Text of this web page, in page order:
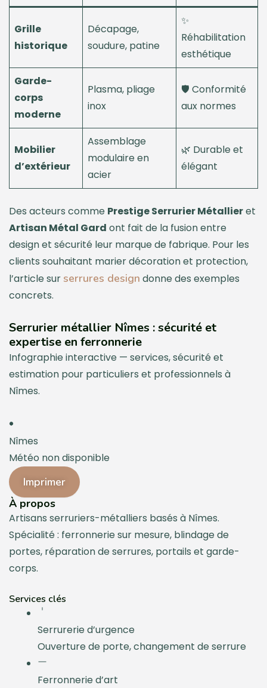
Grille
historique
Décapage,
soudure, patine
✨
Réhabilitation
esthétique
Garde-
corps
moderne
Plasma, pliage
inox
🛡️ Conformité
aux normes
Mobilier
d’extérieur
Assemblage
modulaire en
acier
🌿 Durable et
élégant
Des acteurs comme Prestige Serrurier Métallieret
Artisan Métal Gard ont fait de la fusion entre
design et sécurité leur marque de fabrique. Pour les
clients souhaitant marier décoration et protection,
l’article surserrures design donne des exemples
concrets.
Serrurier métallier Nîmes : sécurité et
expertise en ferronnerie
Infographie interactive — services, sécurité et
estimation pour particuliers et professionnels à
Nîmes.
Nîmes
Météo non disponible
Imprimer
À propos
Artisans serruriers-métalliers basés à Nîmes.
Spécialité : ferronnerie sur mesure, blindage de
portes, réparation de serrures, portails et garde-
corps.
Services clés
Serrurerie d’urgence
Ouverture de porte, changement de serrure
Ferronnerie d’art